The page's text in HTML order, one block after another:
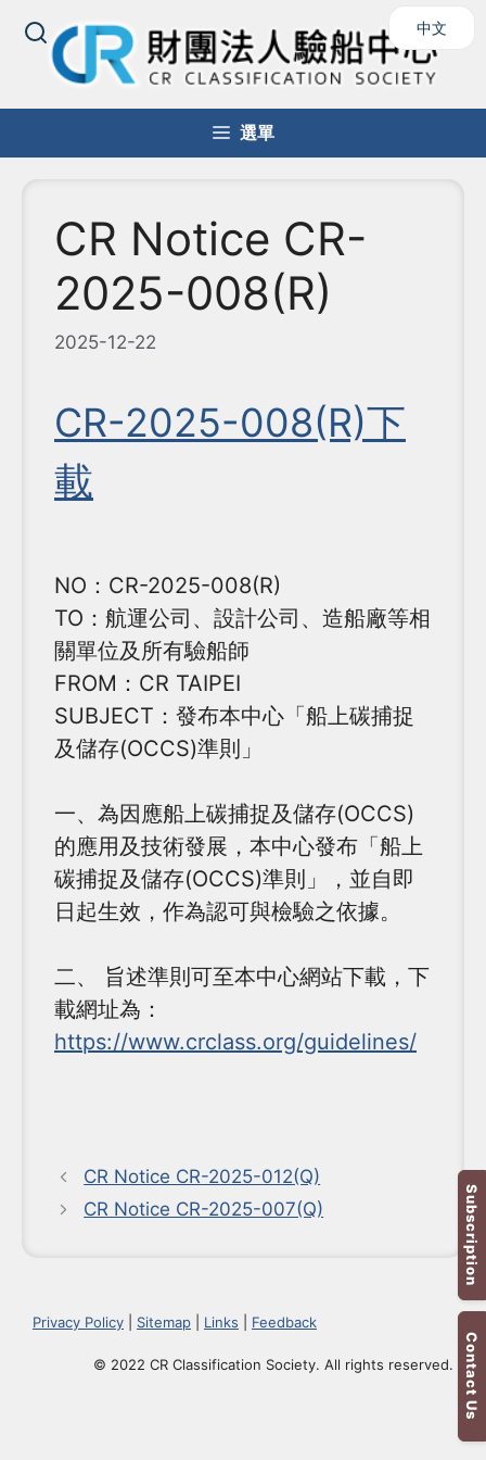
容
Subscription
Contact Us
中文
選單
CR Notice CR-
2025-008(R)
2025-12-22
CR-2025-008(R)下
載
NO：CR-2025-008(R)
TO：航運公司、設計公司、造船廠等相
關單位及所有驗船師
FROM：CR TAIPEI
SUBJECT：發布本中心「船上碳捕捉
及儲存(OCCS)準則」
一、為因應船上碳捕捉及儲存(OCCS)
的應用及技術發展，本中心發布「船上
碳捕捉及儲存(OCCS)準則」，並自即
日起生效，作為認可與檢驗之依據。
二、 旨述準則可至本中心網站下載，下
載網址為：
https://www.crclass.org/guidelines/
CR Notice CR-2025-012(Q)
CR Notice CR-2025-007(Q)
Privacy Policy Sitemap Links Feedback
© 2022 CR Classification Society. All rights reserved.